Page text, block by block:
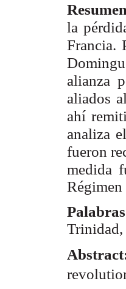
la
Francia.
alianza
aliados
ahí
analiza el
fueron
medida